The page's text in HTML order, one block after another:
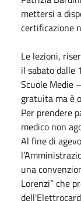
mettersi a
certificazione
Le lezioni,
il sabatodalle
Scuole Medie
gratuita ma è
Per prendere
medico non
Al fine di
una
Lorenzi” che